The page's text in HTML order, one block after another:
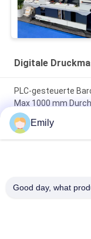
Digitale
PLC-gesteuerte
Max 1000 mm
Leistung
400m/min Max-
hohe Präzision und
Emily
Good day, what